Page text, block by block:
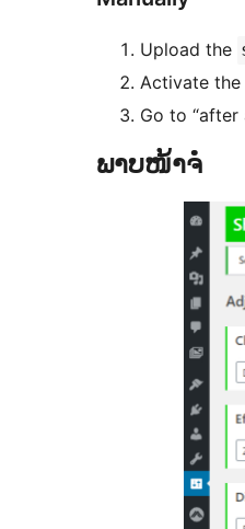
Upload the
Activate the
Go to “after
ພາບໜ້າຈໍ